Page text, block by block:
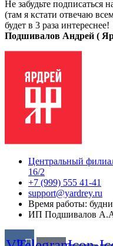
Не забудьте подписаться
(там я кстати отвечаю
будет в 3 раза интереснее!
Подшивалов Андрей (
Центральный
16/2
+7 (999) 555 41-41
support@yardrey.ru
Время работы:
ИП Подшивалов